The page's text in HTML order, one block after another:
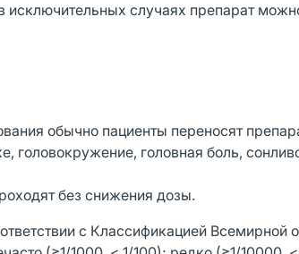
исключительных случаях препарат
обычно пациенты переносят
головокружение, головная боль,
без снижения дозы.
с Классификацией Всемирной